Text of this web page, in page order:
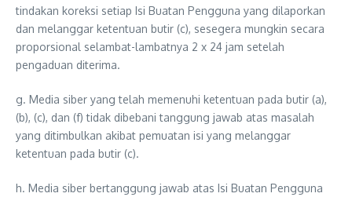
tindakan koreksi setiap Isi Buatan Pengguna yang dilaporkan
dan melanggar ketentuan butir (c), sesegera mungkin secara
proporsional selambat-lambatnya 2 x 24 jam setelah
pengaduan diterima.
g. Media siber yang telah memenuhi ketentuan pada butir (a),
(b), (c), dan (f) tidak dibebani tanggung jawab atas masalah
yang ditimbulkan akibat pemuatan isi yang melanggar
ketentuan pada butir (c).
h. Media siber bertanggung jawab atas Isi Buatan Pengguna